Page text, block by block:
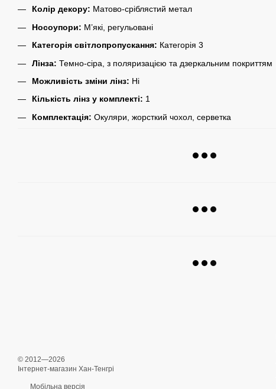
Колір декору: Матово-сріблястий метал
Носоупори: М’які, регульовані
Категорія світлопропускання: Категорія 3
Лінза: Темно-сіра, з поляризацією та дзеркальним покриттям
Можливість зміни лінз: Ні
Кількість лінз у комплекті: 1
Комплектація: Окуляри, жорсткий чохол, серветка
© 2012—2026
Інтернет-магазин Хан-Тенгрі
Мобільна версія